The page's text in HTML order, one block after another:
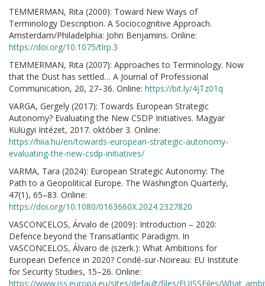
TEMMERMAN, Rita (2000): Toward New Ways of
Terminology Description. A Sociocognitive Approach.
Amsterdam/Philadelphia: John Benjamins. Online:
https://doi.org/10.1075/tlrp.3
TEMMERMAN, Rita (2007): Approaches to Terminology. Now
that the Dust has settled… A Journal of Professional
Communication, 20, 27–36. Online: https://bit.ly/4jTz01q
VARGA, Gergely (2017): Towards European Strategic
Autonomy? Evaluating the New CSDP Initiatives. Magyar
Külügyi Intézet, 2017. október 3. Online:
https://hiia.hu/en/towards-european-strategic-autonomy-
evaluating-the-new-csdp-initiatives/
VARMA, Tara (2024): European Strategic Autonomy: The
Path to a Geopolitical Europe. The Washington Quarterly,
47(1), 65–83. Online:
https://doi.org/10.1080/0163660X.2024.2327820
VASCONCELOS, Árvalo de (2009): Introduction – 2020:
Defence beyond the Transatlantic Paradigm. In
VASCONCELOS, Álvaro de (szerk.): What Ambitions for
European Defence in 2020? Condé-sur-Noireau: EU Institute
for Security Studies, 15–26. Online:
https://www.iss.europa.eu/sites/default/files/EUISSFiles/